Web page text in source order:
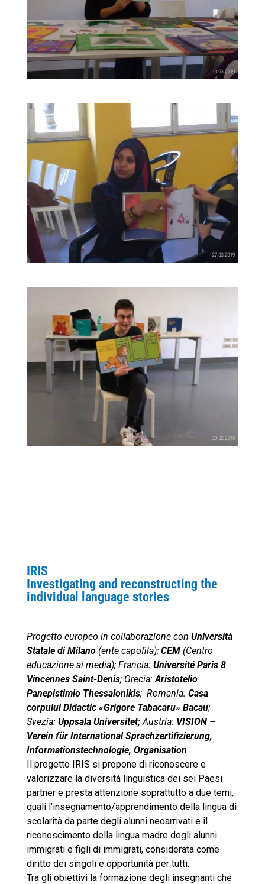
IRIS
Investigating and reconstructing the
individual language stories
Progetto europeo in collaborazione con Università
Statale di Milano(ente capofila); CEM(Centro
educazione ai media); Francia: Université Paris 8
Vincennes Saint-Denis; Grecia:Aristotelio
Panepistimio Thessalonikis; Romania: Casa
corpului Didactic «Grigore Tabacaru» Bacau;
Svezia: Uppsala Universitet;Austria: VISION –
Verein für International Sprachzertifizierung,
Informationstechnologie, Organisation
Il progetto IRIS si propone di riconoscere e
valorizzare la diversità linguistica dei sei Paesi
partner e presta attenzione soprattutto a due temi,
quali l’insegnamento/apprendimento della lingua di
scolarità da parte degli alunni neoarrivati e il
riconoscimento della lingua madre degli alunni
immigrati e figli di immigrati, considerata come
diritto dei singoli e opportunità per tutti.
Tra gli obiettivi la formazione degli insegnanti che